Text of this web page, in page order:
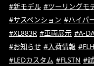
#新モデル #ツーリングモ
#サスペンション #ハイパ
#XL883R #車両展示 #A-
#お知らせ #入荷情報
#LEDカスタム #FLSTN #